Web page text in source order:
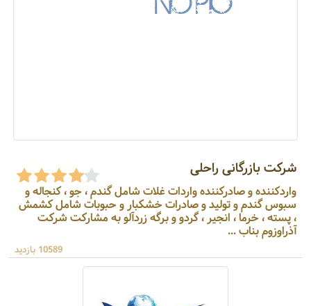
شرکت بازرگانی راحلی
واردکننده و صادرکننده واردات غلات شامل گندم ، جو ، کنجاله و
سبوس گندم و تولید و صادرات خشکبار و حبوبات شامل کشمش
، پسته ، خرما ، انجیر ، گردو و برگه زردآلو به مشارکت شرکت
آذراوزوم بناب ...
10589 بازدید